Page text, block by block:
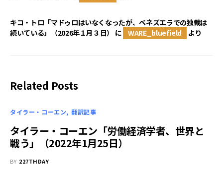
キコ・トロ「マドゥロはいなくなったが、ベネズエラでの独裁は
続いている」（2026年１月３日）
に WARE_bluefield より
Related Posts
タイラー・コーエン 翻訳記事
タイラー・コーエン「労働経済学者、世界と
戦う」（2022年1月25日）
BY 227THDAY